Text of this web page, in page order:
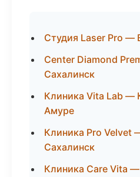
Студия Laser Pro —
Center Diamond
Сахалинск
Клиника Vita Lab —
Амуре
Клиника Pro
Сахалинск
Клиника Care Vita